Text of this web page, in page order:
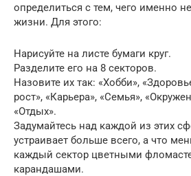
определиться с тем, чего именно
жизни. Для этого:
Нарисуйте на листе бумаги круг.
Разделите его на 8 секторов.
Назовите их так: «Хобби»,
рост», «Карьера», «Семья»,
«Отдых».
Задумайтесь над каждой из этих
устраивает больше всего, а что
каждый сектор цветными
карандашами.